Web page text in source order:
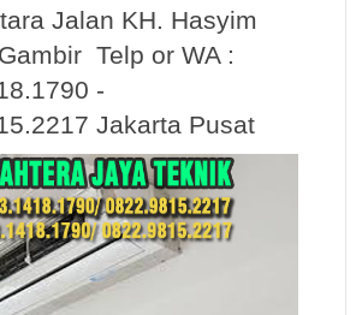
Jalan KH. Hasyim
Telp or WA :
-
Jakarta Pusat